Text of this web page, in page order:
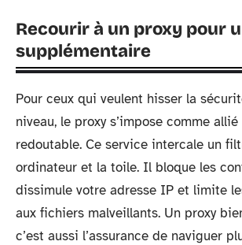
Recourir à un proxy pour
supplémentaire
Pour ceux qui veulent hisser la
niveau, le proxy s’impose comme
redoutable. Ce service intercale un
ordinateur et la toile. Il bloque les
dissimule votre adresse IP et limite
aux fichiers malveillants. Un proxy
c’est aussi l’assurance de naviguer